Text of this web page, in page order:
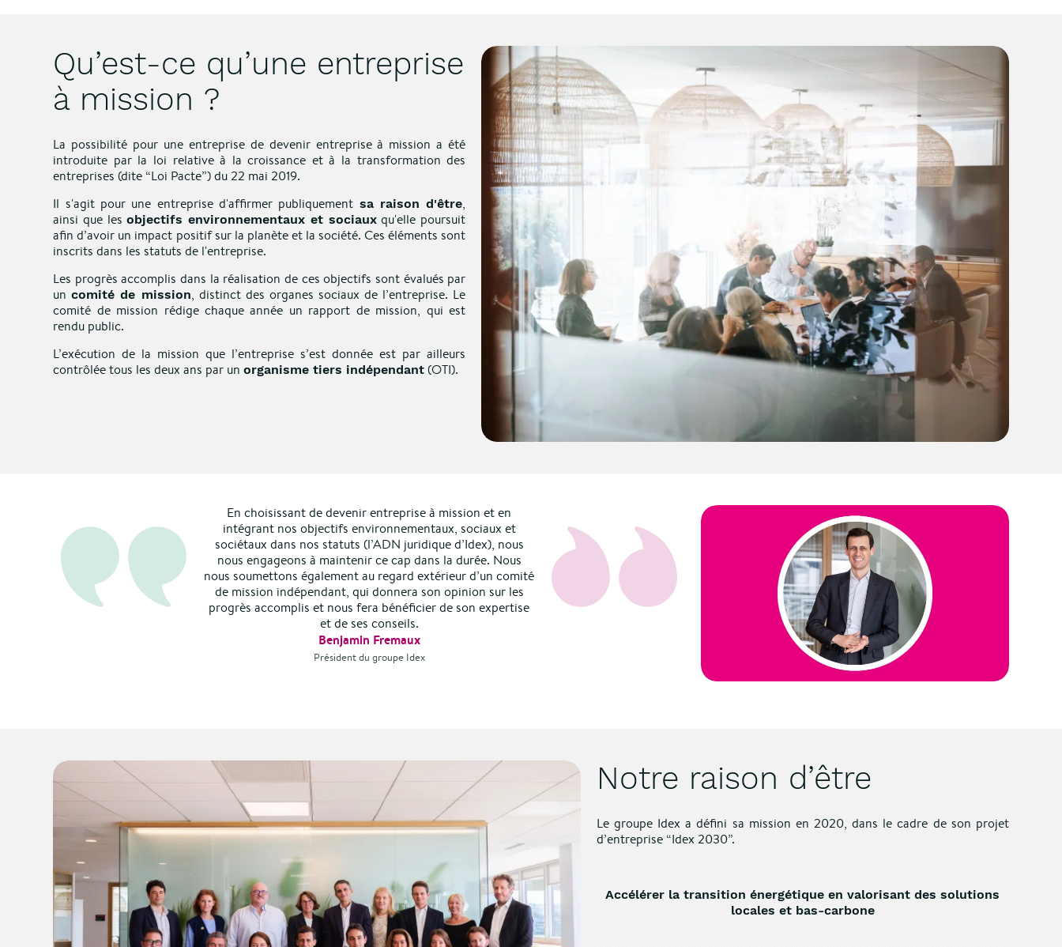
Qu’est-ce qu’une entreprise
à mission ?
La possibilité pour une entreprise de devenir entreprise à mission a été
introduite par la loi relative à la croissance et à la transformation des
entreprises (dite “Loi Pacte”) du 22 mai 2019.
Il s'agit pour une entreprise d'affirmer publiquement sa raison d'être,
ainsi que lesobjectifs environnementaux et sociauxqu'elle poursuit
afin d’avoir un impact positif sur la planète et la société. Ces éléments sont
inscrits dans les statuts de l'entreprise.
Les progrès accomplis dans la réalisation de ces objectifs sont évalués par
uncomité de mission, distinct des organes sociaux de l’entreprise. Le
comité de mission rédige chaque année un rapport de mission, qui est
rendu public.
L’exécution de la mission que l’entreprise s’est donnée est par ailleurs
contrôlée tous les deux ans par unorganisme tiers indépendant (OTI).
En choisissant de devenir entreprise à mission et en
intégrant nos objectifs environnementaux, sociaux et
sociétaux dans nos statuts (l’ADN juridique d’Idex), nous
nous engageons à maintenir ce cap dans la durée. Nous
nous soumettons également au regard extérieur d’un comité
de mission indépendant, qui donnera son opinion sur les
progrès accomplis et nous fera bénéficier de son expertise
et de ses conseils.
Benjamin Fremaux
Président du groupe Idex
Notre raison d’être
Le groupe Idex a défini sa mission en 2020, dans le cadre de son projet
d’entreprise “Idex 2030”.
Accélérer la transition énergétique en valorisant des solutions
locales et bas-carbone